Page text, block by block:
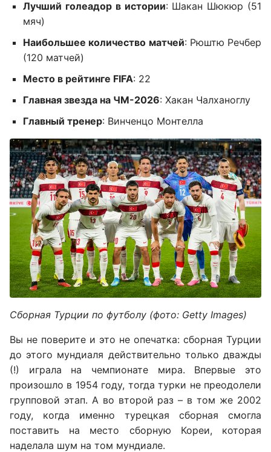
Лучший голеадор в истории: Шакан Шюкюр (51
мяч)
Наибольшее количество матчей: Рюштю Речбер
(120 матчей)
Место в рейтинге FIFA: 22
Главная звезда на ЧМ-2026: Хакан Чалханоглу
Главный тренер: Винченцо Монтелла
Сборная Турции по футболу (фото: Getty Images)
Вы не поверите и это не опечатка: сборная Турции
до этого мундиаля действительно только дважды
(!) играла на чемпионате мира. Впервые это
произошло в 1954 году, тогда турки не преодолели
групповой этап. А во второй раз – в том же 2002
году, когда именно турецкая сборная смогла
поставить на место сборную Кореи, которая
наделала шум на том мундиале.